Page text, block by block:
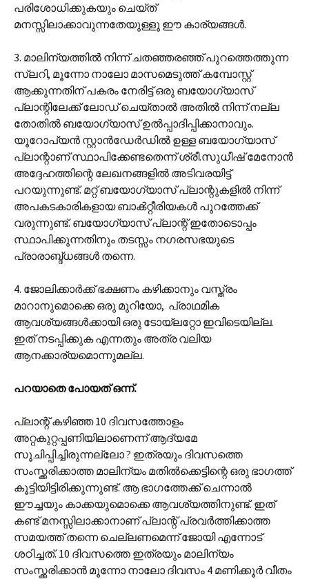
പരിശോധിക്കുകയും ചെയ്ത്
മനസ്സിലാക്കാവുന്നതേയുള്ളൂ ഈ കാര്യങ്ങൾ.
3. മാലിന്യത്തിൽ നിന്ന് ചതഞ്ഞരഞ്ഞ് പുറത്തെത്തുന്ന
സ്ലറി, മൂന്നോ നാലോ മാസമെടുത്ത് കമ്പോസ്റ്റ്
ആക്കുന്നതിന് പകരം നേരിട്ട് ഒരു ബയോഗ്യാസ്
പ്ലാന്റിലേക്ക് ലോഡ് ചെയ്താൽ അതിൽ നിന്ന് നല്ല
തോതിൽ ബയോഗ്യാസ് ഉൽ‌പ്പാദിപ്പിക്കാനാവും.
യൂറോപ്യൻ സ്റ്റാൻഡേർഡിൽ ഉള്ള ബയോഗ്യാസ്
പ്ലാന്റാണ് സ്ഥാപിക്കേണ്ടതെന്ന് ശ്രീ.സുധീഷ് മേനോൻ
അദ്ദേഹത്തിന്റെ ലേഖനങ്ങളിൽ അടിവരയിട്ട്
പറയുന്നുണ്ട്. മറ്റ് ബയോഗ്യാസ് പ്ലാന്റുകളിൽ നിന്ന്
അപകടകാരികളായ ബാൿറ്റീരിയകൾ പുറത്തേക്ക്
വരുന്നുണ്ട്. ബയോഗ്യാസ് പ്ലാന്റ് ഇതോടൊപ്പം
സ്ഥാപിക്കുന്നതിനും തടസ്സം നഗരസഭയുടെ
പ്രാരാബ്ദ്ധങ്ങൾ തന്നെ.
4. ജോലിക്കാർക്ക് ഭക്ഷണം കഴിക്കാനും വസ്ത്രം
മാറാനുമൊക്കെ ഒരു മുറിയോ, പ്രാഥമിക
ആവശ്യങ്ങൾക്കായി ഒരു ടോയ്‌ലറ്റോ ഇവിടെയില്ല.
ഇത് നടപ്പിക്കുക എന്നതും അത്ര വലിയ
ആനക്കാര്യമൊന്നുമല്ല.
പറയാതെ പോയത് ഒന്ന്.
പ്ലാന്റ് കഴിഞ്ഞ 10 ദിവസത്തോളം
അറ്റകുറ്റപ്പണിയിലാണെന്ന് ആദ്യമേ
സൂചിപ്പിച്ചിരുന്നല്ലോ ? ഇത്രയും ദിവസത്തെ
സംസ്ക്കരിക്കാത്ത മാലിന്യം മതിൽക്കെട്ടിന്റെ ഒരു ഭാഗത്ത്
കൂട്ടിയിട്ടിരിക്കുന്നുണ്ട്. ആ ഭാഗത്തേക്ക് ചെന്നാൽ
ഈച്ചയും കാക്കയുമൊക്കെ ആവശ്യത്തിനുണ്ട്. ഇത്
കണ്ട് മനസ്സിലാക്കാനാണ് പ്ലാന്റ് പ്രവർത്തിക്കാത്ത
സമയത്ത് തന്നെ ചെല്ലണമെന്ന് ജോയി എന്നോട്
ശഠിച്ചത്. 10 ദിവസത്തെ ഇത്രയും മാലിന്യം
സംസ്ക്കരിക്കാൻ മൂന്നോ നാലോ ദിവസം 4 മണിക്കൂർ വീതം